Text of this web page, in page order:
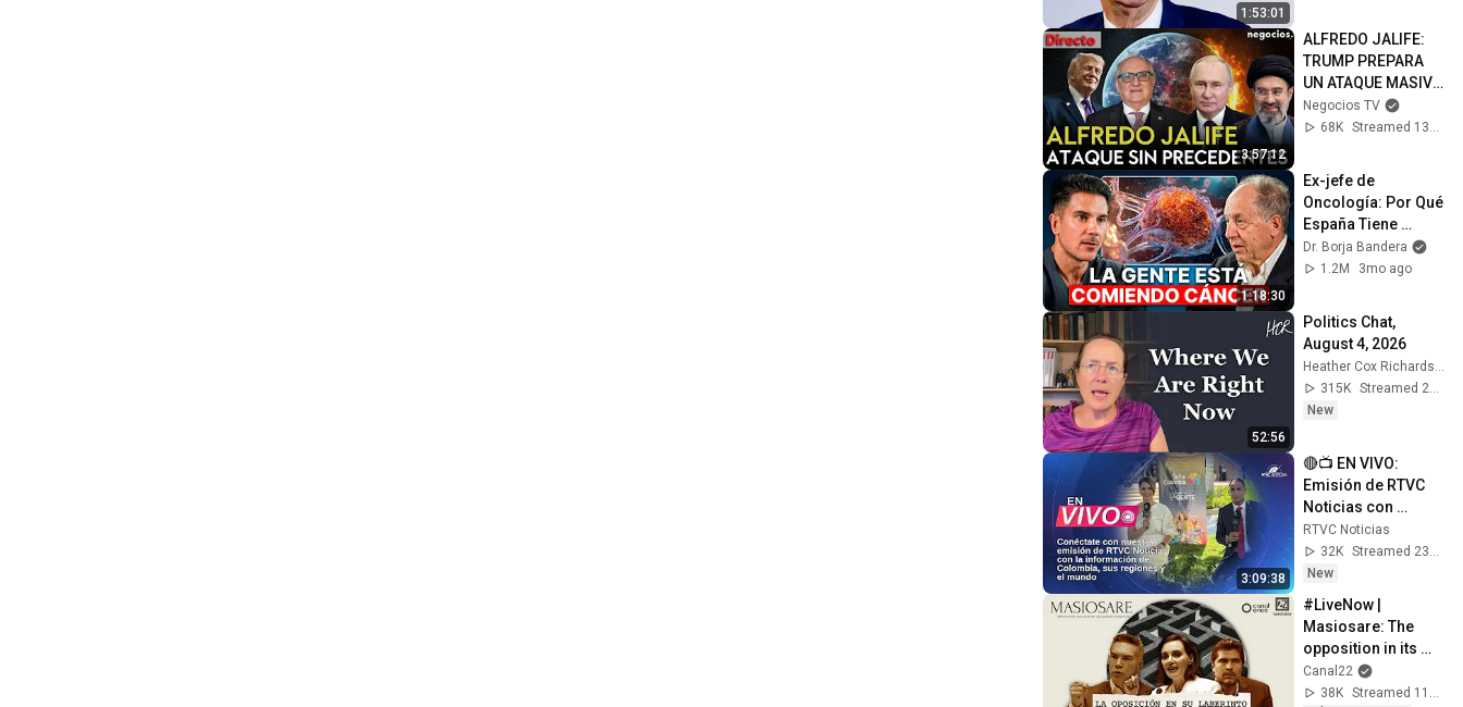
1:53:01
3:57:12
ALFREDO JALIFE:
TRUMP PREPARA
UN ATAQUE MASIVO
SIN PRECEDENTES,
IRÁN RECHAZA LA
Negocios TV
68K
Streamed 13d ago
1:18:30
Ex-jefe de
Oncología: Por Qué
España Tiene
Tantos Casos de
Cáncer (la
Dr. Borja Bandera
1.2M
3mo ago
52:56
Politics Chat,
August 4, 2026
Heather Cox Richardson
315K
Streamed 2d ago
New
3:09:38
🔴📺 EN VIVO:
Emisión de RTVC
Noticias con
información de
Colombia, sus
regiones y el
RTVC Noticias
32K
New
#LiveNow |
Masiosare: The
opposition in its
labyrinth (August
27, 2025)
Canal22
38K